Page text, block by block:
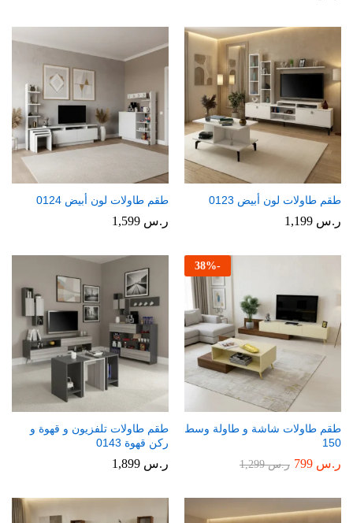
طقم طاولات لون أبيض 0123
ر.س
طقم طاولات لون أبيض 0124
ر.س
-
38%
طقم طاولات شاشة و طاولة وسط
150
ر.س ر.س1,299
طقم طاولات تلفزيون و قهوة و
ركن قهوة 0143
ر.س